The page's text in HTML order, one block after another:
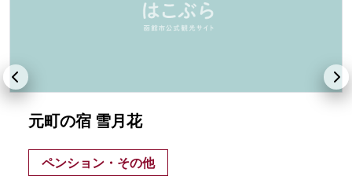
元町の宿 雪月花
ペンション・その他